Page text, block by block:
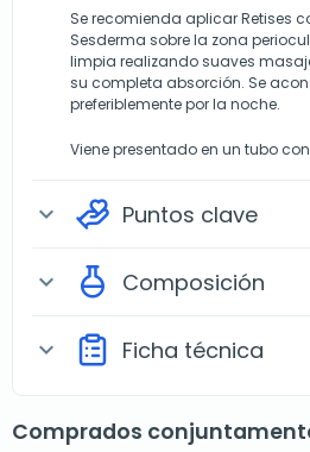
Se recomienda aplicar Retises
Sesderma sobre la zona
limpia realizando suaves
su completa absorción. Se
preferiblemente por la noche.
Viene presentado en un tubo
expand_more Puntos clave
expand_more Composición
expand_more Ficha técnica
Comprados